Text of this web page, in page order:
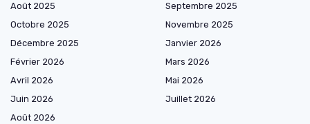
Août 2025
Septembre 2025
Octobre 2025
Novembre 2025
Décembre 2025
Janvier 2026
Février 2026
Mars 2026
Avril 2026
Mai 2026
Juin 2026
Juillet 2026
Août 2026